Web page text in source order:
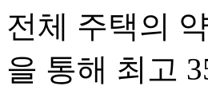
전체 주택의
을 통해 최고